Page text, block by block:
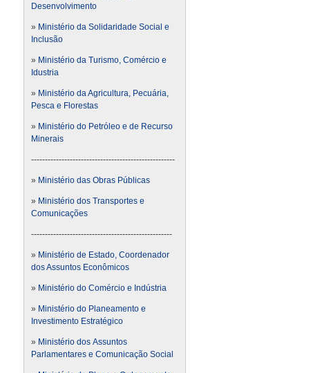
Desenvolvimento
» Ministério da Solidaridade Social e
Inclusão
» Ministério da Turismo, Comércio e
Idustria
» Ministério da Agricultura, Pecuária,
Pesca e Florestas
» Ministério do Petróleo e de Recurso
Minerais
----------------------------------------------------
» Ministério das Obras Públicas
» Ministério dos Transportes e
Comunicações
---------------------------------------------------
» Ministério de Estado, Coordenador
dos Assuntos Econômicos
» Ministério do Comércio e Indústria
» Ministério do Planeamento e
Investimento Estratégico
» Ministério dos Assuntos
Parlamentares e Comunicação Social